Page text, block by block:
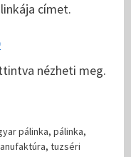
címet.
nézheti meg.
pálinka, pálinka,
, tuzséri